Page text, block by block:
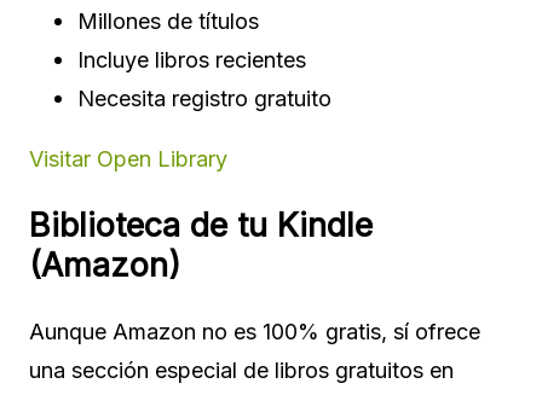
Millones de títulos
Incluye libros recientes
Necesita registro gratuito
Visitar Open Library
Biblioteca de tu Kindle
(Amazon)
Aunque Amazon no es 100% gratis, sí ofrece
una sección especial de libros gratuitos en